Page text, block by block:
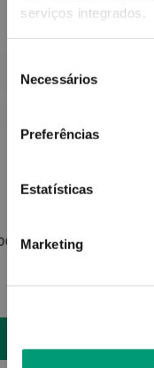
serviços integrados.
Necessários
Preferências
Estatísticas
Marketing